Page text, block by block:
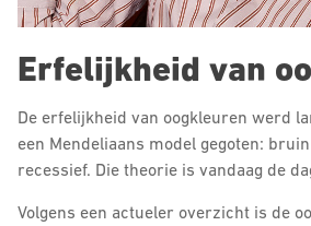
Erfelijkheid van
De erfelijkheid van oogkleuren werd
een Mendeliaans model gegoten:
recessief. Die theorie is vandaag de
Volgens een actueler overzicht is de